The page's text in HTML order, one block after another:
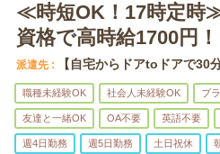
≪時短OK！17時定時
資格で高時給1700円！
派遣先 【自宅からドアtoドアで30
職種未経験OK 社会人未経験OK ブ
友達と一緒OK OA不要 英語不要
週4日勤務 週5日勤務 土日祝休